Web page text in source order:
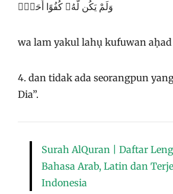
وَلَمْ يَكُن لَّهُۥ كُفُوًا أَحَدٌۢ
wa lam yakul lahụ kufuwan aḥad
4. dan tidak ada seorangpun
Dia”.
Surah AlQuran | Daftar
Bahasa Arab, Latin dan
Indonesia